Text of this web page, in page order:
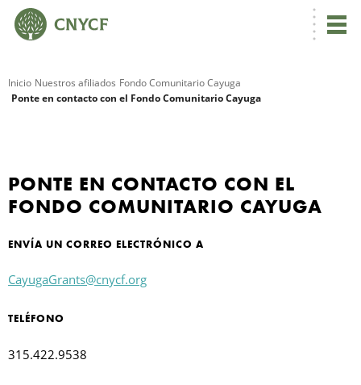
Inicio Nuestros afiliados Fondo Comunitario Cayuga
Ponte en contacto con el Fondo Comunitario Cayuga
PONTE EN CONTACTO CON EL
FONDO COMUNITARIO CAYUGA
ENVÍA UN CORREO ELECTRÓNICO A
CayugaGrants@cnycf.org
TELÉFONO
315.422.9538